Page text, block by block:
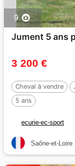
9
Jument 5 ans
3 200 €
Cheval à vendre
5 ans
ecurie-ec-sport
Saône-et-Loire